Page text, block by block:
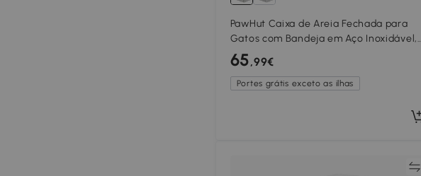
PawHut Caixa de Areia Fechada para
Gatos com Bandeja em Aço Inoxidável,
Tampa Superior e Entrada Frontal,
Cinzento Escuro
65,99€
Portes grátis exceto as ilhas